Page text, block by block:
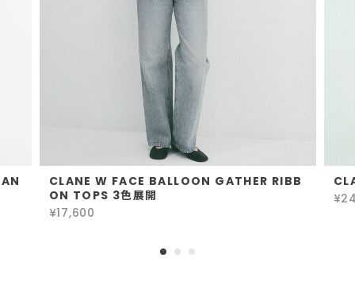
CLANE W FACE BALLOON GATHER RIBB
ON TOPS 3色展開
¥17,600